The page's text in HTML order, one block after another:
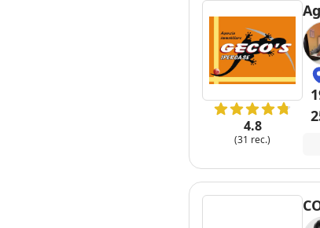
4.8
(31 rec.)